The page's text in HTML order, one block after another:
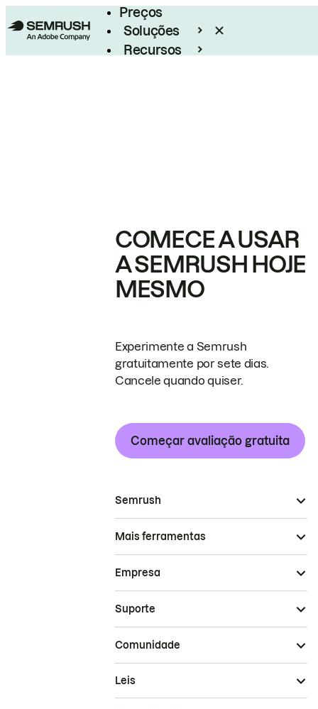
Preços
Soluções
Recursos
COMECE A USAR
A SEMRUSH HOJE
MESMO
Experimente a Semrush
gratuitamente por sete dias.
Cancele quando quiser.
Começar avaliação gratuita
Semrush
Mais ferramentas
Empresa
Suporte
Comunidade
Leis